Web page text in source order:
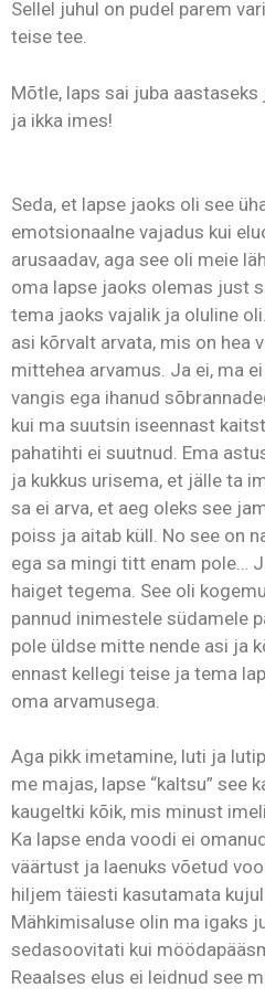
Sellel juhul on pudel parem
teise tee.
Mõtle, laps sai juba aastaseks
ja ikka imes!
Seda, et lapse jaoks oli see
emotsionaalne vajadus kui
arusaadav, aga see oli meie
oma lapse jaoks olemas just
tema jaoks vajalik ja oluline
asi kõrvalt arvata, mis on hea
mittehea arvamus. Ja ei, ma
vangis ega ihanud
kui ma suutsin iseennast
pahatihti ei suutnud. Ema
ja kukkus urisema, et jälle ta
sa ei arva, et aeg oleks see
poiss ja aitab küll. No see on
ega sa mingi titt enam pole…
haiget tegema. See oli
pannud inimestele südamele
pole üldse mitte nende asi ja
ennast kellegi teise ja tema
oma arvamusega.
Aga pikk imetamine, luti ja
me majas, lapse “kaltsu” see
kaugeltki kõik, mis minust
Ka lapse enda voodi ei
väärtust ja laenuks võetud
hiljem täiesti kasutamata
Mähkimisaluse olin ma igaks
sedasoovitati kui
Reaalses elus ei leidnud see